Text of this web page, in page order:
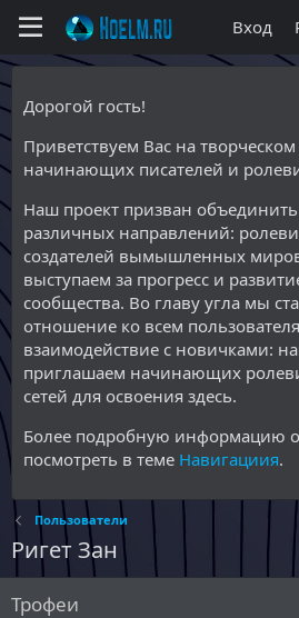
Вход
Дорогой гость!
Приветствуем Вас на
начинающих писателей и
Наш проект призван объединить
различных направлений:
создателей вымышленных
выступаем за прогресс и
сообщества. Во главу угла мы
отношение ко всем
взаимодействие с новичками:
приглашаем начинающих
сетей для освоения здесь.
Более подробную информацию
посмотреть в теме Навигациия.
Пользователи
Ригет Зан
Трофеи